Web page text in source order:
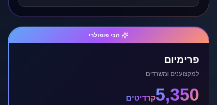
הכי פופולרי
פרימיום
למקצוענים ומשרדים
5,350קרדיטים